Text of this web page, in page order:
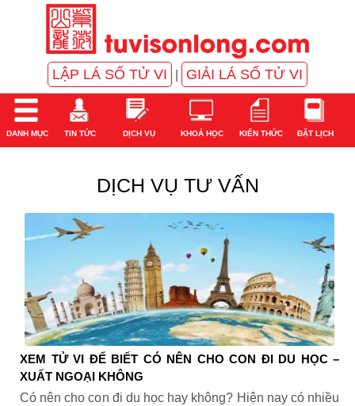
LẬP LÁ SỐ TỬ VI GIẢI LÁ SỐ TỬ VI
DANH MỤC TIN TỨC DỊCH VỤ KHOÁ HỌC KIẾN THỨC ĐẶT LỊCH
DỊCH VỤ TƯ VẤN
XEM TỬ VI ĐỂ BIẾT CÓ NÊN CHO CON ĐI DU HỌC –
XUẤT NGOẠI KHÔNG
Có nên cho con đi du học hay không? Hiện nay có nhiều